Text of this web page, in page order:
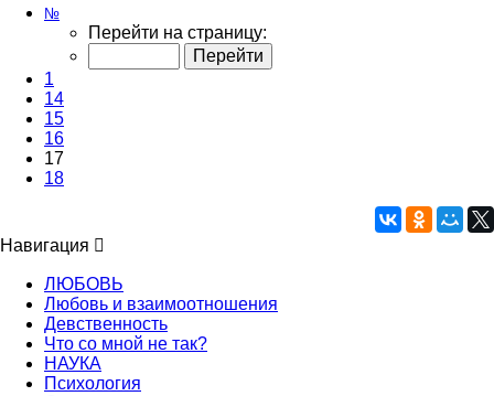
№Страница
17
из
Перейти на страницу:
1
14
15
16
17
18
Навигация
ЛЮБОВЬ
Любовь и взаимоотношения
Девственность
Что со мной не так?
НАУКА
Психология